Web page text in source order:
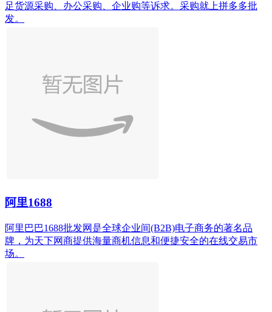
足货源采购、办公采购、企业购等诉求。采购就上拼多多批
发。
阿里1688
阿里巴巴1688批发网是全球企业间(B2B)电子商务的著名品
牌，为天下网商提供海量商机信息和便捷安全的在线交易市
场。